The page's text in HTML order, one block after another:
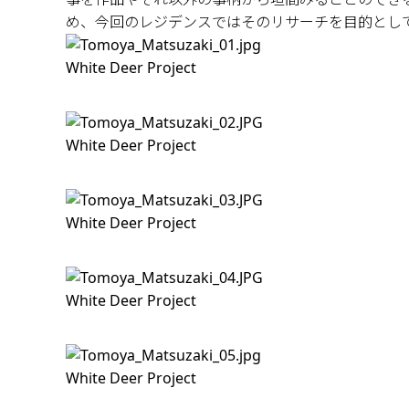
め、今回のレジデンスではそのリサーチを目的とし
White Deer Project
White Deer Project
White Deer Project
White Deer Project
White Deer Project